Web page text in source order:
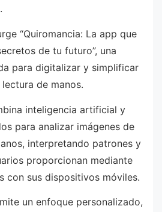
“Quiromancia: La app que
de tu futuro”, una
para digitalizar y simplificar
de manos.
inteligencia artificial y
para analizar imágenes de
interpretando patrones y
proporcionan mediante
con sus dispositivos móviles.
un enfoque personalizado,